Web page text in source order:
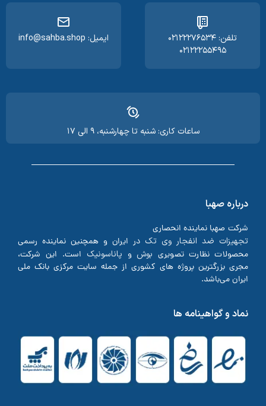
تلفن: ۰۲۱۲۲۲۷۶۵۳۴
۰۲۱۲۲۲۵۵۴۹۵
ایمیل: info@sahba.shop
ساعات کاری: شنبه تا چهارشنبه، ۹ الی ۱۷
درباره صهبا
شرکت صهبا نماینده انحصاری
تجهیزات ضد انفجار وی تک در ایران و همچنین نماینده رسمی
محصولات نظارت تصویری بوش و پاناسونیک است. این شرکت،
مجری بزرگترین پروژه های کشوری از جمله سایت مرکزی بانک ملی
ایران می‌باشد.
نماد و گواهینامه ها